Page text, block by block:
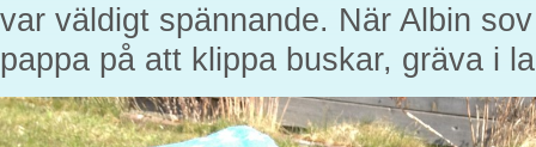
var väldigt spännande. När Albin
pappa på att klippa buskar, gräva i